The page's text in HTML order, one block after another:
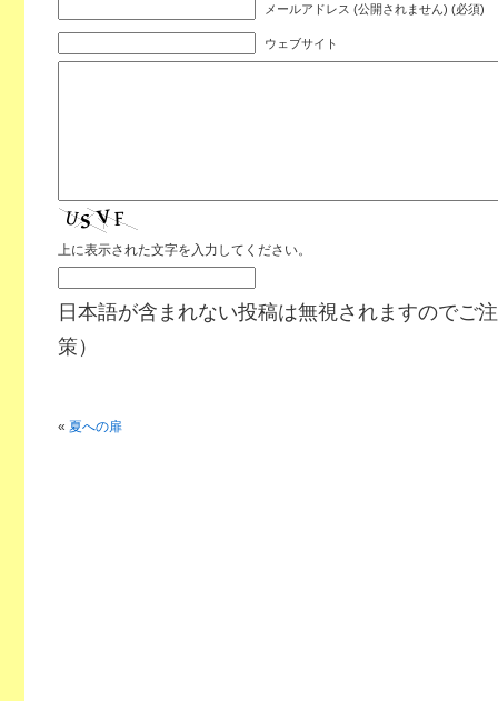
メールアドレス (公開されません) (必須)
ウェブサイト
上に表示された文字を入力してください。
日本語が含まれない投稿は無視されますのでご
策）
« 夏への扉